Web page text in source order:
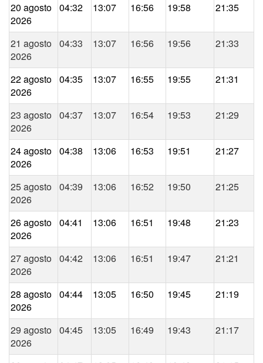
20 agosto
2026
04:32 13:07 16:56 19:58 21:35
21 agosto
2026
04:33 13:07 16:56 19:56 21:33
22 agosto
2026
04:35 13:07 16:55 19:55 21:31
23 agosto
2026
04:37 13:07 16:54 19:53 21:29
24 agosto
2026
04:38 13:06 16:53 19:51 21:27
25 agosto
2026
04:39 13:06 16:52 19:50 21:25
26 agosto
2026
04:41 13:06 16:51 19:48 21:23
27 agosto
2026
04:42 13:06 16:51 19:47 21:21
28 agosto
2026
04:44 13:05 16:50 19:45 21:19
29 agosto
2026
04:45 13:05 16:49 19:43 21:17